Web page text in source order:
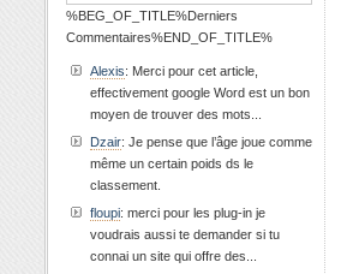
%BEG_OF_TITLE%Derniers
Commentaires%END_OF_TITLE%
Alexis: Merci pour cet article,
effectivement google Word est un bon
moyen de trouver des mots...
Dzair: Je pense que l’âge joue comme
même un certain poids ds le
classement.
floupi: merci pour les plug-in je
voudrais aussi te demander si tu
connai un site qui offre des...